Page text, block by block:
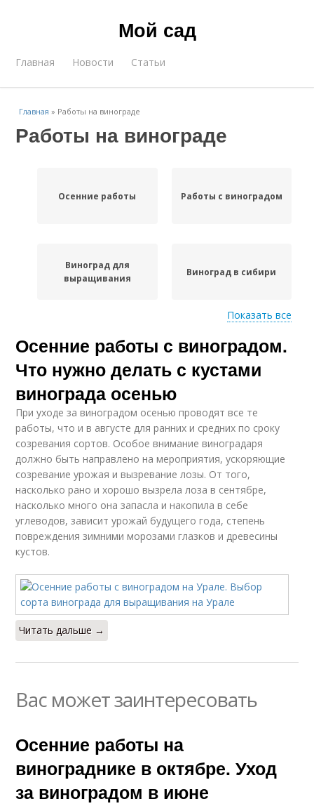
Мой сад
Главная Новости Статьи
Главная » Работы на винограде
Работы на винограде
Осенние работы Работы с виноградом
Виноград для
выращивания
Виноград в сибири
Работы на
винограднике
Работы в
винограднике
Показать все
Осенние работы с виноградом.
Что нужно делать с кустами
винограда осенью
При уходе за виноградом осенью проводят все те
работы, что и в августе для ранних и средних по сроку
созревания сортов. Особое внимание виноградаря
должно быть направлено на мероприятия, ускоряющие
созревание урожая и вызревание лозы. От того,
насколько рано и хорошо вызрела лоза в сентябре,
насколько много она запасла и накопила в себе
углеводов, зависит урожай будущего года, степень
повреждения зимними морозами глазков и древесины
кустов.
Читать дальше →
Вас может заинтересовать
Осенние работы на
винограднике в октябре. Уход
за виноградом в июне